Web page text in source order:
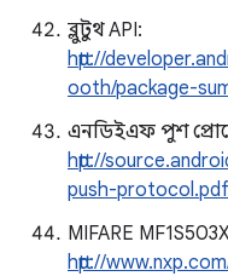
ব্লুটুথ API:
http://
ooth/package-
এনডিইএফ পুশ
http://
push-protocol.pdf
MIFARE
http://